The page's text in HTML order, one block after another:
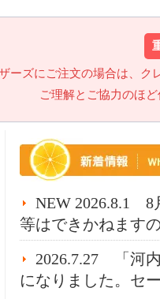
ーズにご注文の場合は、ク
ご理解とご協力のほ
NEW 2026.8.1 8
等はできかねます
2026.7.27 「河
になりました。セ